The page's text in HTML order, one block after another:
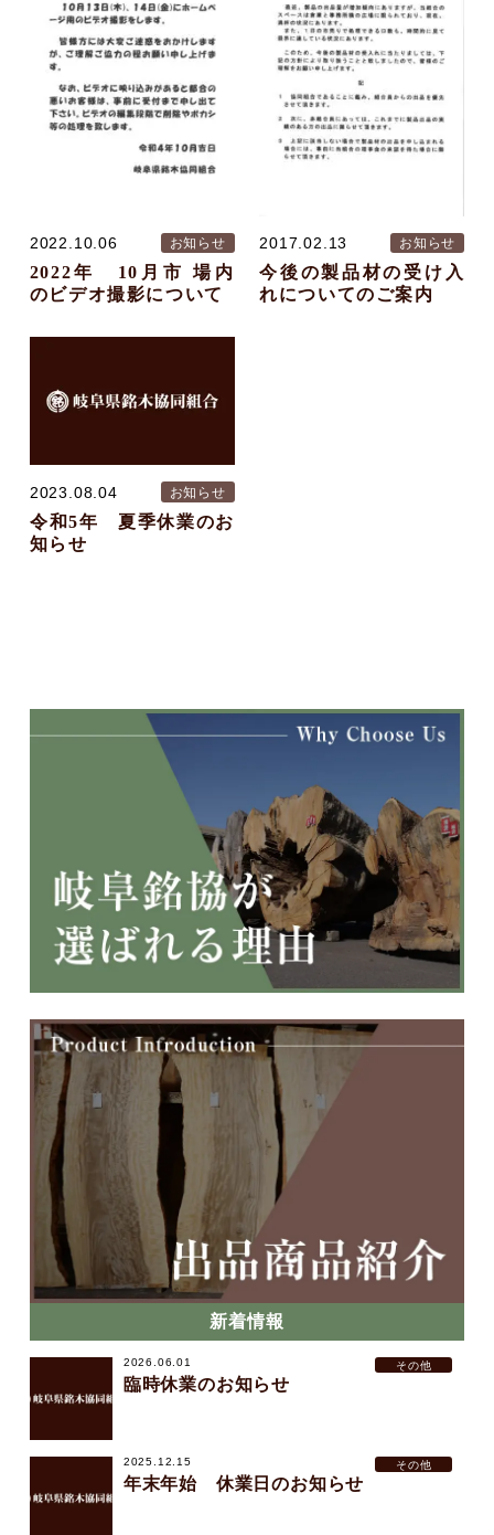
2022.10.06 お知らせ
2022年 10月市 場内
のビデオ撮影について
2017.02.13 お知らせ
今後の製品材の受け入
れについてのご案内
2023.08.04 お知らせ
令和5年 夏季休業のお
知らせ
新着情報
2026.06.01 その他
臨時休業のお知らせ
2025.12.15 その他
年末年始 休業日のお知らせ